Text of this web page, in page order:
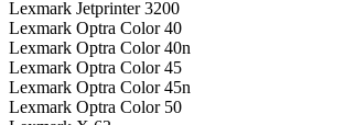
Lexmark Jetprinter 3200
Lexmark Optra Color 40
Lexmark Optra Color 40n
Lexmark Optra Color 45
Lexmark Optra Color 45n
Lexmark Optra Color 50